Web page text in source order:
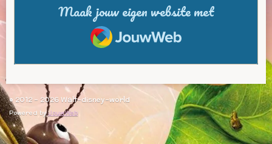
Maak jouw eigen website met
JouwWeb
© 2012 - 2026 Walt-disney-world
Powered byJouwWeb